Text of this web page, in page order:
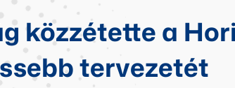
közzétette a
tervezetét